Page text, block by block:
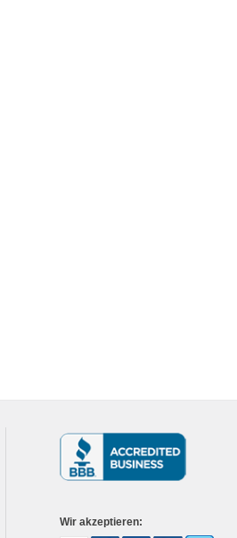
Wir akzeptieren: